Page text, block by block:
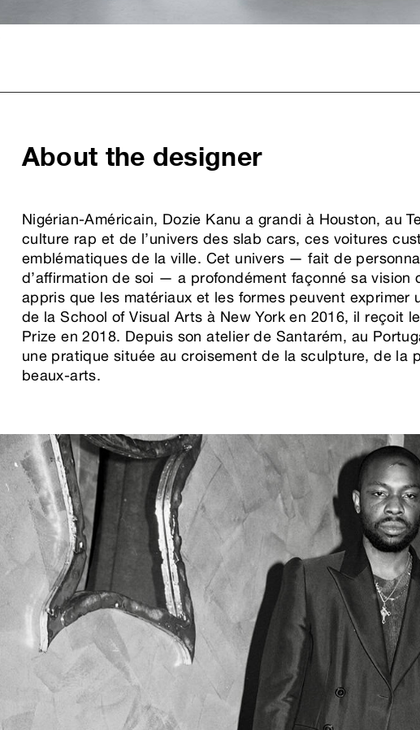
About the designer
Nigérian-Américain, Dozie Kanu a grandi à Houston, au
culture rap et de l’univers des slab cars, ces voitures
emblématiques de la ville. Cet univers — fait de
d’affirmation de soi — a profondément façonné sa vision
appris que les matériaux et les formes peuvent exprimer
de la School of Visual Arts à New York en 2016, il reçoit
Prize en 2018. Depuis son atelier de Santarém, au
une pratique située au croisement de la sculpture, de la
beaux-arts.